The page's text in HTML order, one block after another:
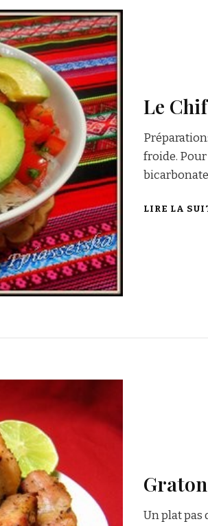
Le
froide.
bicarbonate
LIRE LA
Un plat pas